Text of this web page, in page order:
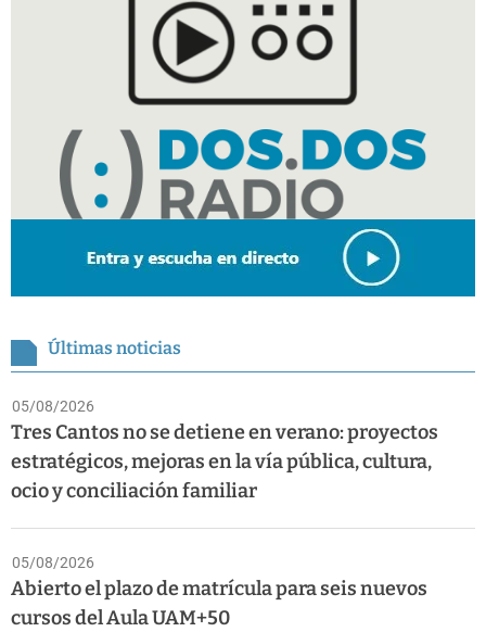
Últimas noticias
05/08/2026
Tres Cantos no se detiene en verano: proyectos
estratégicos, mejoras en la vía pública, cultura,
ocio y conciliación familiar
05/08/2026
Abierto el plazo de matrícula para seis nuevos
cursos del Aula UAM+50